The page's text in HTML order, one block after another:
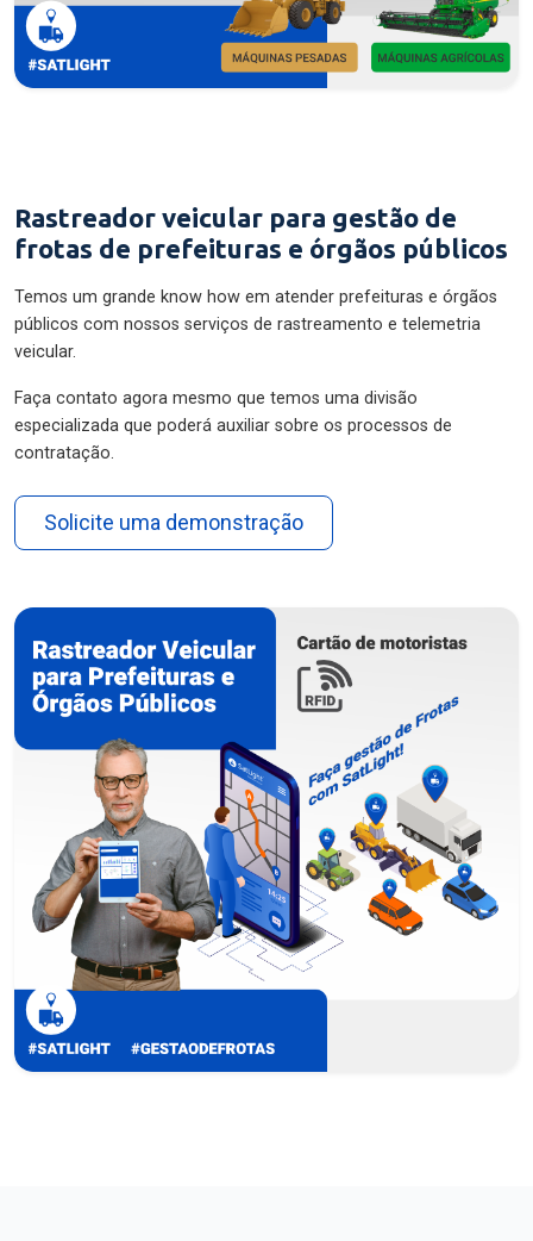
Rastreador veicular para gestão de
frotas de prefeituras e órgãos públicos
Temos um grande know how em atender prefeituras e órgãos
públicos com nossos serviços de rastreamento e telemetria
veicular.
Faça contato agora mesmo que temos uma divisão
especializada que poderá auxiliar sobre os processos de
contratação.
Solicite uma demonstração